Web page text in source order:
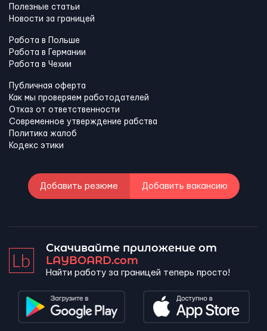
Полезные статьи
Новости за границей
Работа в Польше
Работа в Германии
Работа в Чехии
Публичная оферта
Как мы проверяем работодателей
Отказ от ответственности
Современное утверждение рабства
Политика жалоб
Кодекс этики
Добавить резюме Добавить вакансию
Скачивайте приложение от
LAYBOARD.com
Найти работу за границей теперь просто!